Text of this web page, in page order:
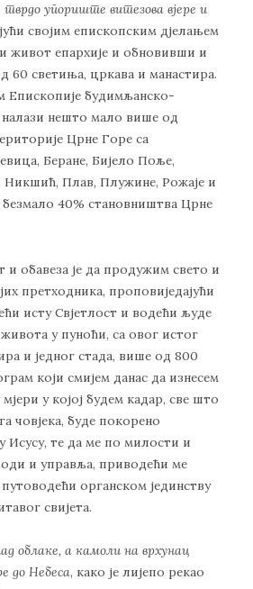
тврдо упориште витезова вјере и
својим епископским дјелањем
живот епархије и обновивши и
60 светиња, цркава и манастира.
Епископије будимљанско-
налази нешто мало више од
Црне Горе са
Беране, Бијело Поље,
Плав, Плужине, Рожаје и
40% становништва Црне
и обавеза је да продужим свето и
претходника, проповиједајући
исту Свјетлост и водећи људе
у пуноћи, са овог истог
и једног стада, више од 800
који смијем данас да изнесем
мјери у којој будем кадар, све што
човјека, буде покорено
Исусу, те да ме по милости и
и управља, приводећи ме
органском јединству
свијета.
облаке, а камоли на врхунац
до Небеса, како је лијепо рекао